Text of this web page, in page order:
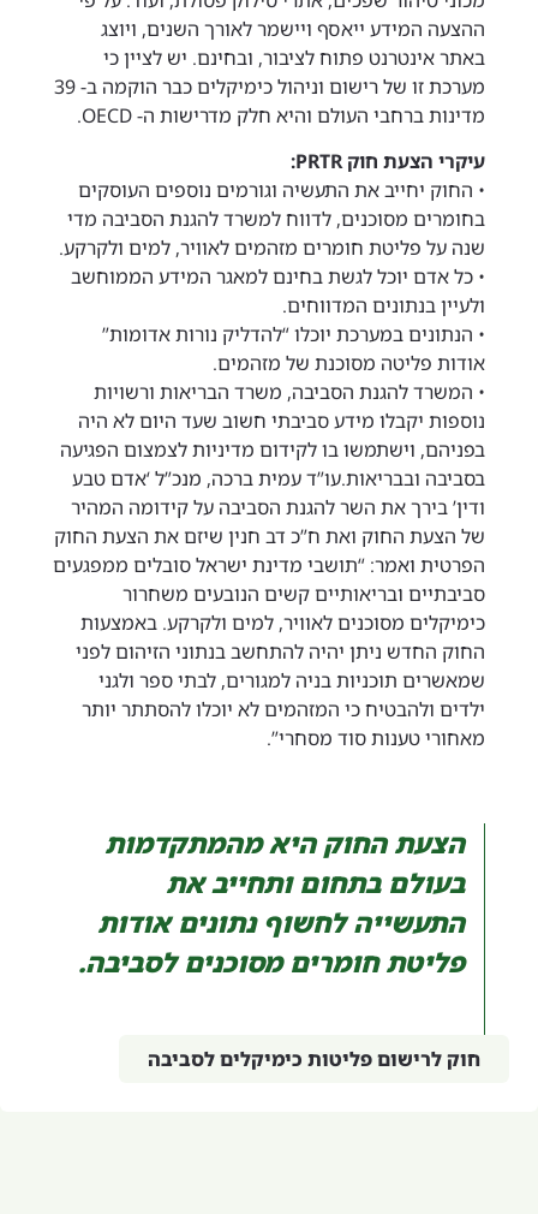
ההצעה המידע ייאסף ויישמר לאורך השנים, ויוצג
באתר אינטרנט פתוח לציבור, ובחינם. יש לציין כי
מערכת זו של רישום וניהול כימיקלים כבר הוקמה ב- 39
מדינות ברחבי העולם והיא חלק מדרישות ה- OECD.
עיקרי הצעת חוק PRTR:
• החוק יחייב את התעשיה וגורמים נוספים העוסקים
בחומרים מסוכנים, לדווח למשרד להגנת הסביבה מדי
שנה על פליטת חומרים מזהמים לאוויר, למים ולקרקע.
• כל אדם יוכל לגשת בחינם למאגר המידע הממוחשב
ולעיין בנתונים המדווחים.
• הנתונים במערכת יוכלו “להדליק נורות אדומות”
אודות פליטה מסוכנת של מזהמים.
• המשרד להגנת הסביבה, משרד הבריאות ורשויות
נוספות יקבלו מידע סביבתי חשוב שעד היום לא היה
בפניהם, וישתמשו בו לקידום מדיניות לצמצום הפגיעה
בסביבה ובבריאות.עו”ד עמית ברכה, מנכ”ל ‘אדם טבע
ודין’ בירך את השר להגנת הסביבה על קידומה המהיר
של הצעת החוק ואת ח”כ דב חנין שיזם את הצעת החוק
הפרטית ואמר: “תושבי מדינת ישראל סובלים ממפגעים
סביבתיים ובריאותיים קשים הנובעים משחרור
כימיקלים מסוכנים לאוויר, למים ולקרקע. באמצעות
החוק החדש ניתן יהיה להתחשב בנתוני הזיהום לפני
שמאשרים תוכניות בניה למגורים, לבתי ספר ולגני
ילדים ולהבטיח כי המזהמים לא יוכלו להסתתר יותר
מאחורי טענות סוד מסחרי”.
הצעת החוק היא מהמתקדמות
בעולם בתחום ותחייב את
התעשייה לחשוף נתונים אודות
פליטת חומרים מסוכנים לסביבה.
חוק לרישום פליטות כימיקלים לסביבה